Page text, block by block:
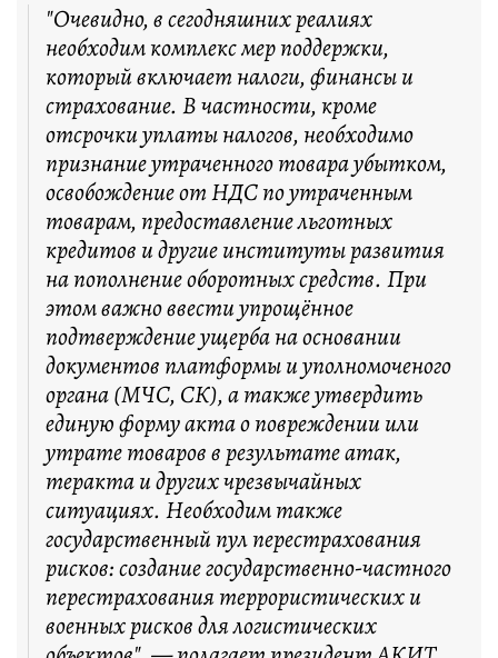
"Очевидно, в сегодняшних реалиях
необходим комплекс мер поддержки,
который включает налоги, финансы и
страхование. В частности, кроме
отсрочки уплаты налогов, необходимо
признание утраченного товара убытком,
освобождение от НДС по утраченным
товарам, предоставление льготных
кредитов и другие институты развития
на пополнение оборотных средств. При
этом важно ввести упрощённое
подтверждение ущерба на основании
документов платформы и уполномоченого
органа (МЧС, СК), а также утвердить
единую форму акта о повреждении или
утрате товаров в результате атак,
теракта и других чрезвычайных
ситуациях. Необходим также
государственный пул перестрахования
рисков: создание государственно-частного
перестрахования террористических и
военных рисков для логистических